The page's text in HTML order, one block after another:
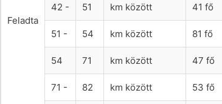
Feladta
42 - 51 km között 41 fő
51 - 54 km között 81 fő
54 71 km között 47 fő
71 - 82 km között 53 fő